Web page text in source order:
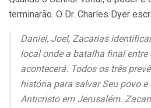
terminarão. O Dr. Charles Dyer
Daniel, Joel, Zacarias
local onde a batalha final entre
acontecerá. Todos os três
história para salvar Seu povo
Anticristo em Jerusalém.